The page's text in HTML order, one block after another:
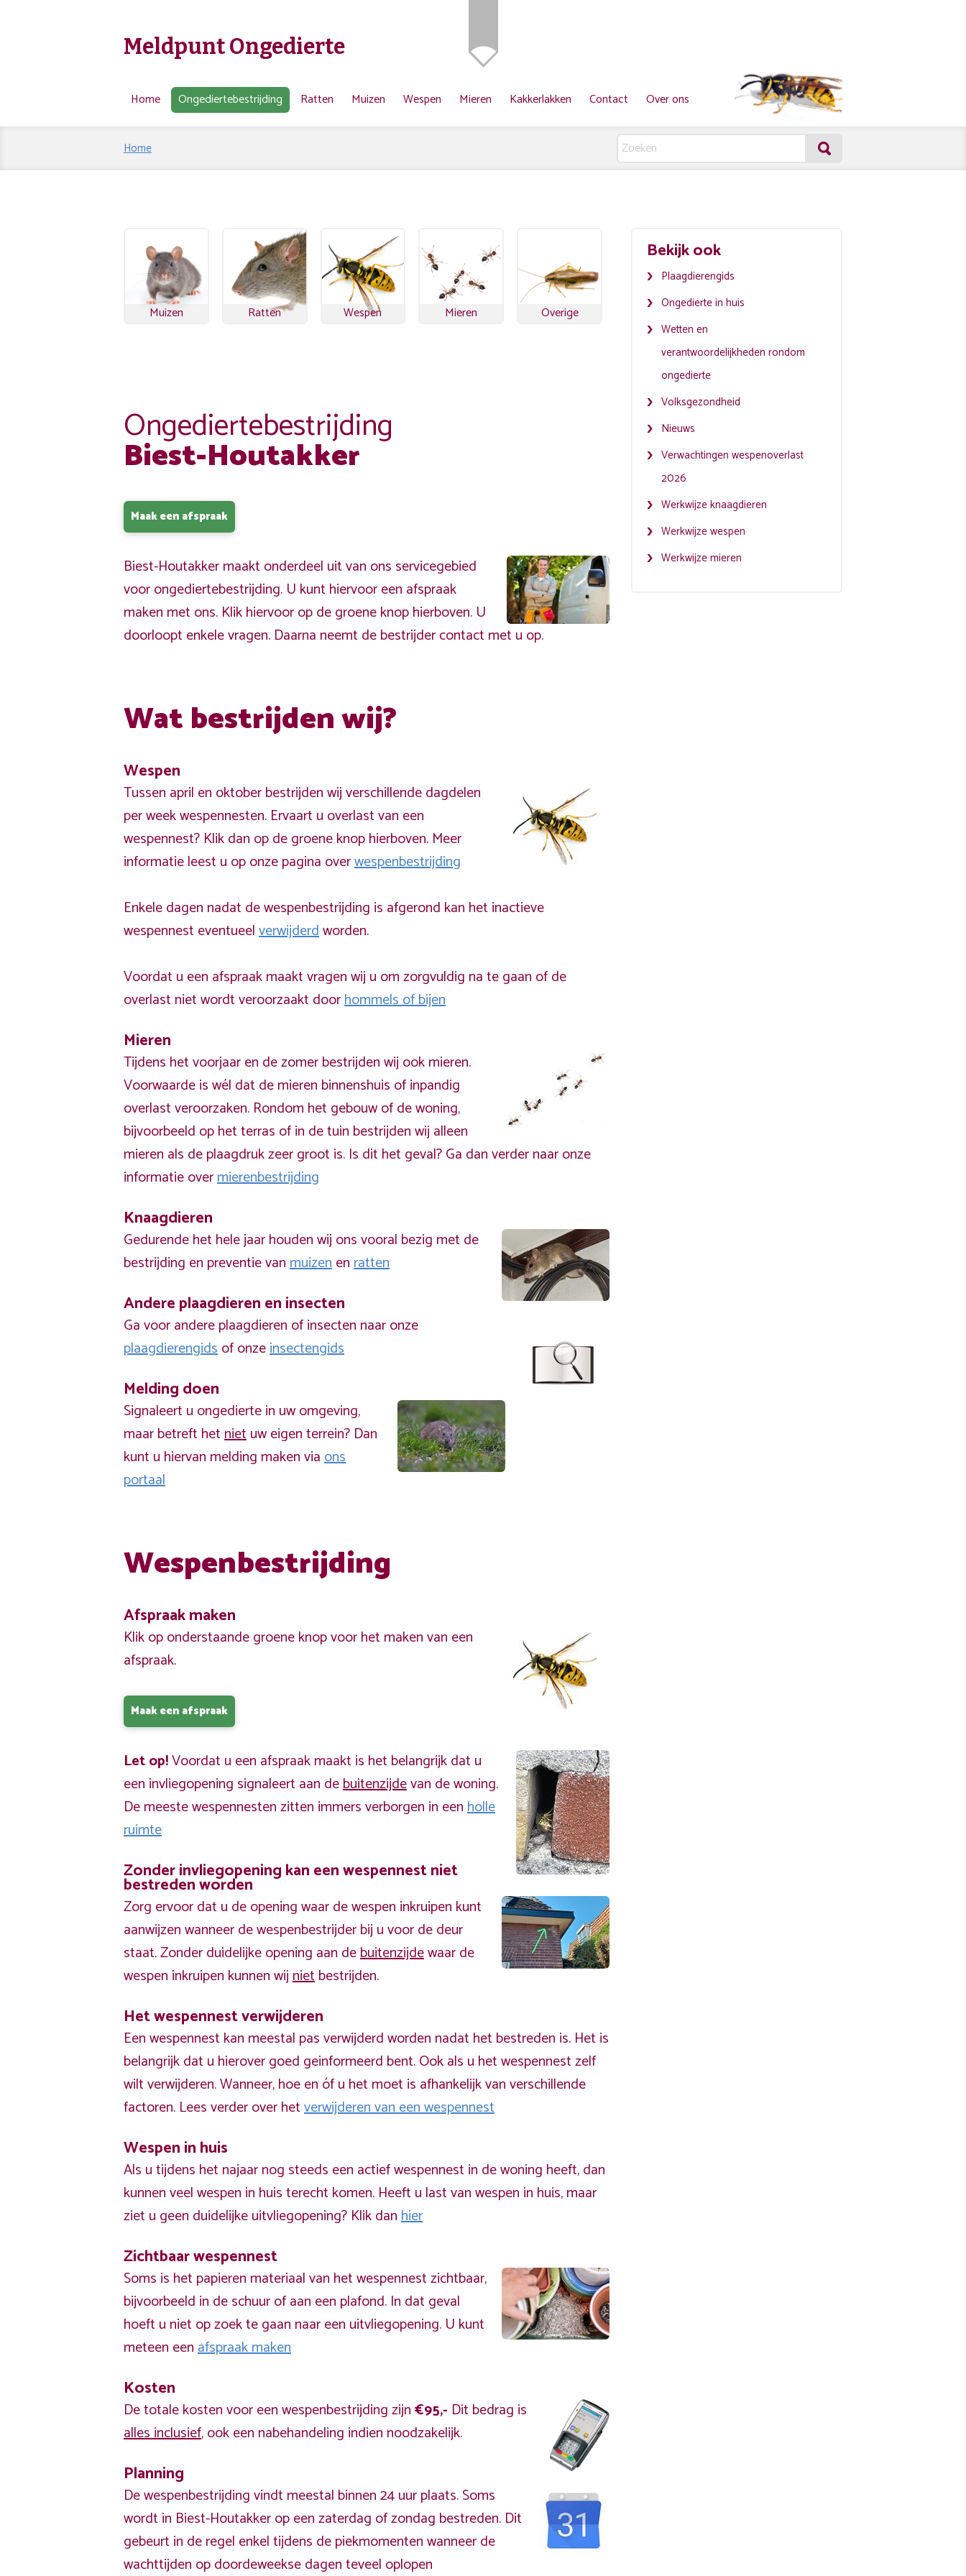
Meldpunt Ongedierte
Home Ongediertebestrijding Ratten Muizen Wespen Mieren Kakkerlakken Contact Over ons
Home
Muizen Ratten Wespen Mieren Overige
Ongediertebestrijding
Biest-Houtakker
Maak een afspraak
Biest-Houtakker maakt onderdeel uit van ons servicegebied
voor ongediertebestrijding. U kunt hiervoor een afspraak
maken met ons. Klik hiervoor op de groene knop hierboven. U
doorloopt enkele vragen. Daarna neemt de bestrijder contact met u op.
Wat bestrijden wij?
Wespen
Tussen april en oktober bestrijden wij verschillende dagdelen
per week wespennesten. Ervaart u overlast van een
wespennest? Klik dan op de groene knop hierboven. Meer
informatie leest u op onze pagina overwespenbestrijding
Enkele dagen nadat de wespenbestrijding is afgerond kan het inactieve
wespennest eventueelverwijderdworden.
Voordat u een afspraak maakt vragen wij u om zorgvuldig na te gaan of de
overlast niet wordt veroorzaakt doorhommels of bijen
Mieren
Tijdens het voorjaar en de zomer bestrijden wij ook mieren.
Voorwaarde is wél dat de mieren binnenshuis of inpandig
overlast veroorzaken. Rondom het gebouw of de woning,
bijvoorbeeld op het terras of in de tuin bestrijden wij alleen
mieren als de plaagdruk zeer groot is. Is dit het geval? Ga dan verder naar onze
informatie overmierenbestrijding
Knaagdieren
Gedurende het hele jaar houden wij ons vooral bezig met de
bestrijding en preventie vanmuizenenratten
Andere plaagdieren en insecten
Ga voor andere plaagdieren of insecten naar onze
plaagdierengidsof onzeinsectengids
Melding doen
Signaleert u ongedierte in uw omgeving,
maar betreft hetnietuw eigen terrein? Dan
kunt u hiervan melding maken viaons
portaal
Wespenbestrijding
Afspraak maken
Klik op onderstaande groene knop voor het maken van een
afspraak.
Maak een afspraak
Let op!Voordat u een afspraak maakt is het belangrijk dat u
een invliegopening signaleert aan debuitenzijdevan de woning.
De meeste wespennesten zitten immers verborgen in eenholle
ruimte
Zonder invliegopening kan een wespennest niet
bestreden worden
Zorg ervoor dat u de opening waar de wespen inkruipen kunt
aanwijzen wanneer de wespenbestrijder bij u voor de deur
staat. Zonder duidelijke opening aan debuitenzijdewaar de
wespen inkruipen kunnen wijnietbestrijden.
Het wespennest verwijderen
Een wespennest kan meestal pas verwijderd worden nadat het bestreden is. Het is
belangrijk dat u hierover goed geinformeerd bent. Ook als u het wespennest zelf
wilt verwijderen. Wanneer, hoe en óf u het moet is afhankelijk van verschillende
factoren. Lees verder over hetverwijderen van een wespennest
Wespen in huis
Als u tijdens het najaar nog steeds een actief wespennest in de woning heeft, dan
kunnen veel wespen in huis terecht komen. Heeft u last van wespen in huis, maar
ziet u geen duidelijke uitvliegopening? Klik danhier
Zichtbaar wespennest
Soms is het papieren materiaal van het wespennest zichtbaar,
bijvoorbeeld in de schuur of aan een plafond. In dat geval
hoeft u niet op zoek te gaan naar een uitvliegopening. U kunt
meteen eenafspraak maken
Kosten
De totale kosten voor een wespenbestrijding zijn€95,- Dit bedrag is
alles inclusief, ook een nabehandeling indien noodzakelijk.
Planning
De wespenbestrijding vindt meestal binnen 24 uur plaats. Soms
wordt in Biest-Houtakker op een zaterdag of zondag bestreden. Dit
gebeurt in de regel enkel tijdens de piekmomenten wanneer de
wachttijden op doordeweekse dagen teveel oplopen
Bekijk ook
Plaagdierengids
Ongedierte in huis
Wetten en
verantwoordelijkheden rondom
ongedierte
Volksgezondheid
Nieuws
Verwachtingen wespenoverlast
2026
Werkwijze knaagdieren
Werkwijze wespen
Werkwijze mieren